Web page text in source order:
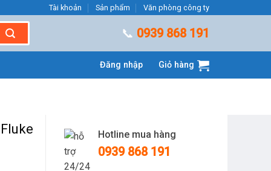
Tài khoản Sản phẩm Văn phòng công ty
📞 0939 868 191
Đăng nhập Giỏ hàng
Hotline mua hàng
0939 868 191